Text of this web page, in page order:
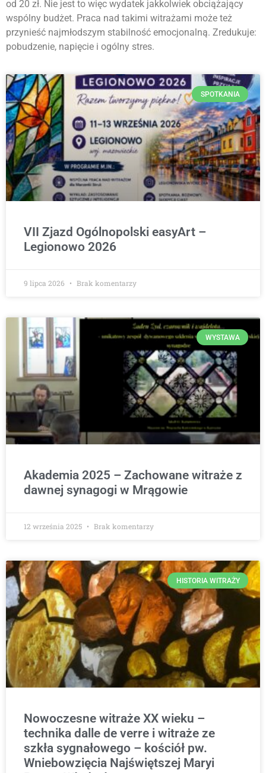
od 20 zł. Nie jest to więc wydatek jakkolwiek obciążający
wspólny budżet. Praca nad takimi witrażami może też
przynieść najmłodszym stabilność emocjonalną. Zredukuje:
pobudzenie, napięcie i ogólny stres.
SPOTKANIA
VII Zjazd Ogólnopolski easyArt –
Legionowo 2026
9 lipca 2026 Brak komentarzy
WYSTAWA
Akademia 2025 – Zachowane witraże z
dawnej synagogi w Mrągowie
12 września 2025 Brak komentarzy
HISTORIA WITRAŻY
Nowoczesne witraże XX wieku –
technika dalle de verre i witraże ze
szkła sygnałowego – kościół pw.
Wniebowzięcia Najświętszej Maryi